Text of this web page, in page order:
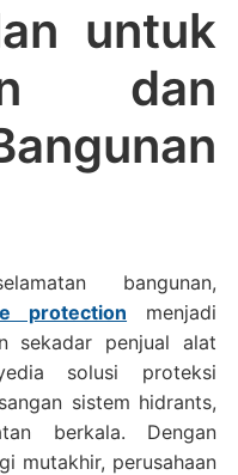
untuk
dan
bangunan,
protection menjadi
sekadar penjual alat
solusi proteksi
sistem hidrants,
berkala. Dengan
mutakhir, perusahaan